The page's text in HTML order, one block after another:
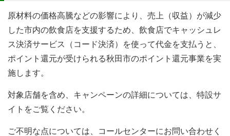
原材料の価格高騰などの影響により、売上（収益）が減少
した市内の飲食店を支援するため、飲食店でキャッシュレ
ス決済サービス（コード決済）を使って代金を支払うと、
ポイント還元が受けられる秋田市のポイント還元事業を実
施します。
対象店舗を含め、キャンペーンの詳細については、特設サ
イトをご覧ください。
ご不明な点については、コールセンターにお問い合わせく